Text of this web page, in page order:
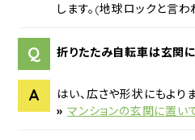
します。(地球ロックと言
Q 折りたたみ自転車は玄関
A
はい、広さや形状にもより
» マンションの玄関に置い